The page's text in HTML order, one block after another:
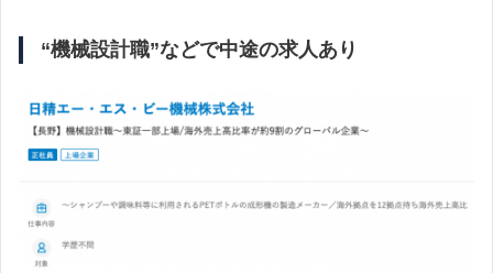
“機械設計職”などで中途の求人あり